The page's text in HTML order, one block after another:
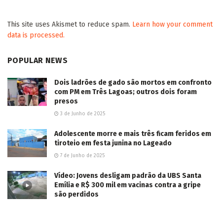
This site uses Akismet to reduce spam. Learn how your comment
data is processed.
POPULAR NEWS
Dois ladrões de gado são mortos em confronto
com PM em Três Lagoas; outros dois foram
presos
3 de Junho de 2025
Adolescente morre e mais três ficam feridos em
tiroteio em festa junina no Lageado
7 de Junho de 2025
Vídeo: Jovens desligam padrão da UBS Santa
Emília e R$ 300 mil em vacinas contra a gripe
são perdidos